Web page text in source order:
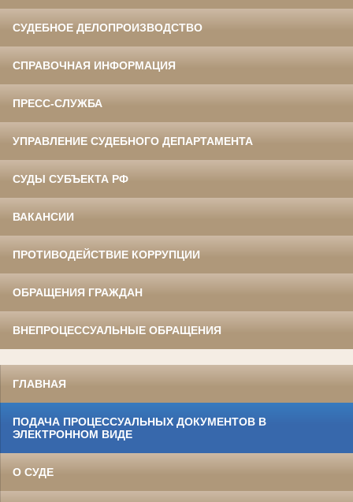
СУДЕБНОЕ ДЕЛОПРОИЗВОДСТВО
СПРАВОЧНАЯ ИНФОРМАЦИЯ
ПРЕСС-СЛУЖБА
УПРАВЛЕНИЕ СУДЕБНОГО ДЕПАРТАМЕНТА
СУДЫ СУБЪЕКТА РФ
ВАКАНСИИ
ПРОТИВОДЕЙСТВИЕ КОРРУПЦИИ
ОБРАЩЕНИЯ ГРАЖДАН
ВНЕПРОЦЕССУАЛЬНЫЕ ОБРАЩЕНИЯ
ГЛАВНАЯ
ПОДАЧА ПРОЦЕССУАЛЬНЫХ ДОКУМЕНТОВ В
ЭЛЕКТРОННОМ ВИДЕ
О СУДЕ